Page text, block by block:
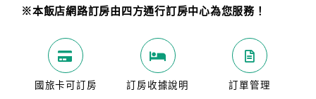
※本飯店網路訂房由四方通行訂房中心為您服務！
國旅卡可訂房 訂房收據說明 訂單管理